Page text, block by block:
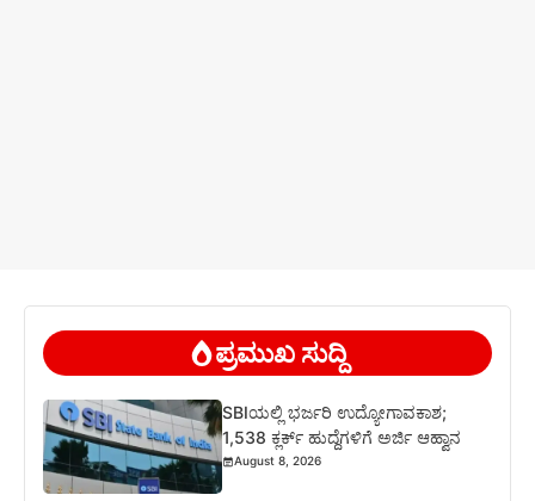
ಪ್ರಮುಖ ಸುದ್ದಿ
SBIಯಲ್ಲಿ ಭರ್ಜರಿ ಉದ್ಯೋಗಾವಕಾಶ;
1,538 ಕ್ಲರ್ಕ್ ಹುದ್ದೆಗಳಿಗೆ ಅರ್ಜಿ ಆಹ್ವಾನ
August 8, 2026